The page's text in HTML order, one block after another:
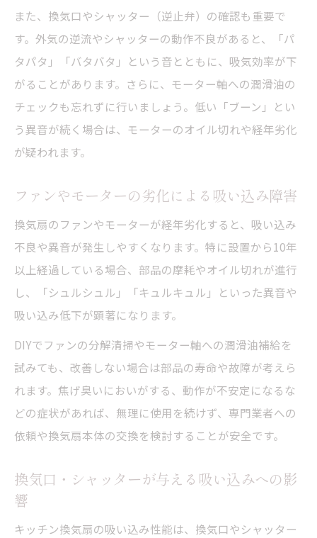
また、換気口やシャッター（逆止弁）の確認も重要で
す。外気の逆流やシャッターの動作不良があると、「パ
タパタ」「バタバタ」という音とともに、吸気効率が下
がることがあります。さらに、モーター軸への潤滑油の
チェックも忘れずに行いましょう。低い「ブーン」とい
う異音が続く場合は、モーターのオイル切れや経年劣化
が疑われます。
ファンやモーターの劣化による吸い込み障害
換気扇のファンやモーターが経年劣化すると、吸い込み
不良や異音が発生しやすくなります。特に設置から10年
以上経過している場合、部品の摩耗やオイル切れが進行
し、「シュルシュル」「キュルキュル」といった異音や
吸い込み低下が顕著になります。
DIYでファンの分解清掃やモーター軸への潤滑油補給を
試みても、改善しない場合は部品の寿命や故障が考えら
れます。焦げ臭いにおいがする、動作が不安定になるな
どの症状があれば、無理に使用を続けず、専門業者への
依頼や換気扇本体の交換を検討することが安全です。
換気口・シャッターが与える吸い込みへの影
響
キッチン換気扇の吸い込み性能は、換気口やシャッター